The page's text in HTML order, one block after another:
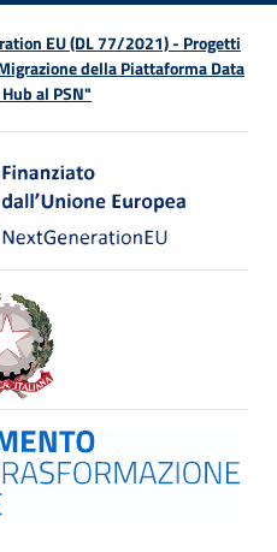
EU (DL 77/2021) - Progetti
della Piattaforma Data
al PSN"